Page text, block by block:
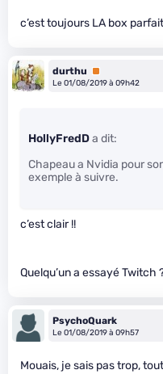
c’est toujours LA box
durthu
Premium
Le 01/08/2019 à 09h42
HollyFredDa dit:
Chapeau a Nvidia pour
exemple à suivre.
c’est clair !!
Quelqu’un a essayé Twitch
PsychoQuark
Le 01/08/2019 à 09h57
Mouais, je sais pas trop,